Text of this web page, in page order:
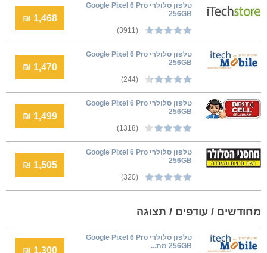
טלפון סלולרי Google Pixel 6 Pro
256GB
(3911)
1,468 ₪
טלפון סלולרי Google Pixel 6 Pro
256GB
(244)
1,470 ₪
טלפון סלולרי Google Pixel 6 Pro
256GB
(1318)
1,499 ₪
טלפון סלולרי Google Pixel 6 Pro
256GB
(320)
1,505 ₪
מחודשים / עודפים / תצוגה
טלפון סלולרי Google Pixel 6 Pro
256GB מת...
1,300 ₪